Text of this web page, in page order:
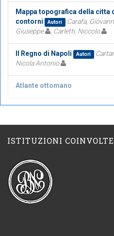
Mappa topografica della citta
contorni
Autori Carafa,
Giuseppe
; Carletti, Niccolo
Il Regno di Napoli Autori
Nicola Antonio
Atlante ottomano
ISTITUZIONI COINVOLTE